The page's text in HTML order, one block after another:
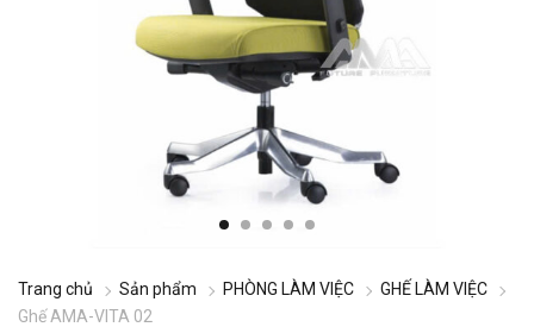
Trang chủ Sản phẩm PHÒNG LÀM VIỆC
GHẾ LÀM VIỆC
Ghế AMA-VITA 02